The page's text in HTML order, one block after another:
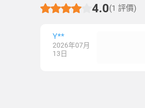
4.0(1 評價)
Y**
2026年07月
13日